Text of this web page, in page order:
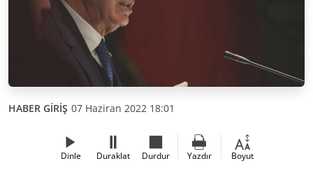
HABER GİRİŞ 07 Haziran 2022 18:01
Dinle Duraklat Durdur Yazdır Boyut